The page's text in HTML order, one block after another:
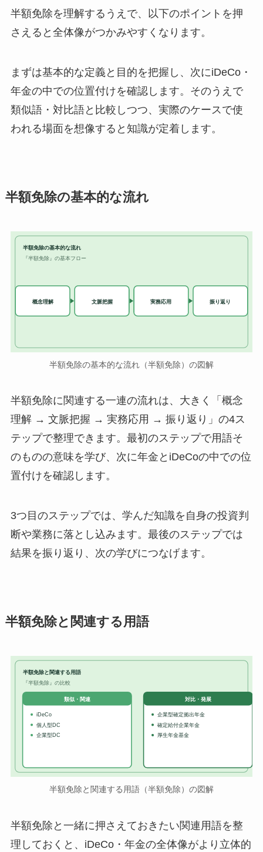
半額免除を理解するうえで、以下のポイントを押
さえると全体像がつかみやすくなります。
まずは基本的な定義と目的を把握し、次にiDeCo・
年金の中での位置付けを確認します。そのうえで
類似語・対比語と比較しつつ、実際のケースで使
われる場面を想像すると知識が定着します。
半額免除の基本的な流れ
半額免除の基本的な流れ
『半額免除』の基本フロー
概念理解 文脈把握 実務応用 振り返り
半額免除の基本的な流れ（半額免除）の図解
半額免除に関連する一連の流れは、大きく「概念
理解 → 文脈把握 → 実務応用 → 振り返り」の4ス
テップで整理できます。最初のステップで用語そ
のものの意味を学び、次に年金とiDeCoの中での位
置付けを確認します。
3つ目のステップでは、学んだ知識を自身の投資判
断や業務に落とし込みます。最後のステップでは
結果を振り返り、次の学びにつなげます。
半額免除と関連する用語
半額免除と関連する用語
『半額免除』の比較
類似・関連
iDeCo
個人型DC
企業型DC
対比・発展
企業型確定拠出年金
確定給付企業年金
厚生年金基金
半額免除と関連する用語（半額免除）の図解
半額免除と一緒に押さえておきたい関連用語を整
理しておくと、iDeCo・年金の全体像がより立体的